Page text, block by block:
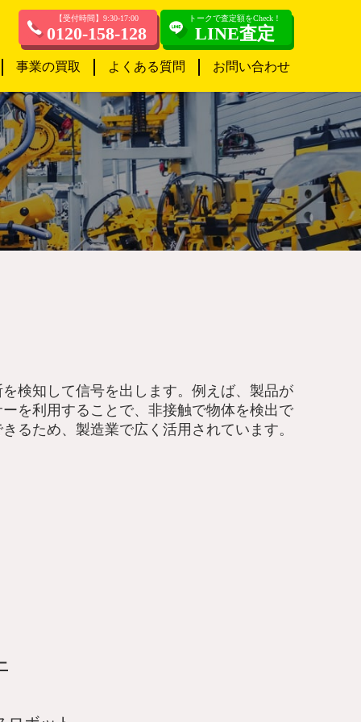
【受付時間】9:30-17:00
0120-158-128
トークで査定額をCheck！
LINE査定
事業の買取 よくある質問 お問い合わせ
検知して信号を出します。例えば、製品が
を利用することで、非接触で物体を検出で
るため、製造業で広く活用されています。